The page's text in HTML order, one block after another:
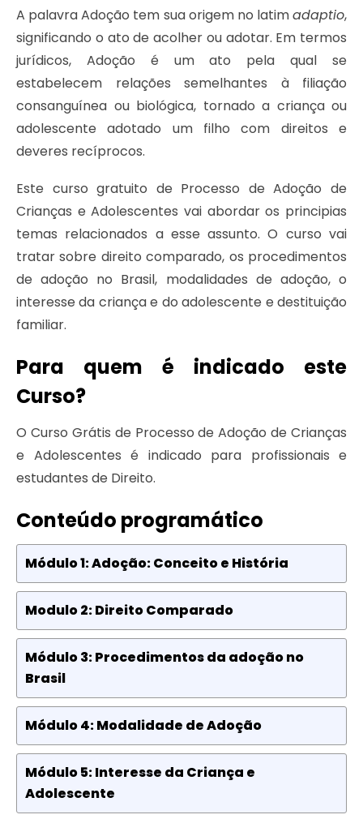
A palavra Adoção tem sua origem no latimadaptio,
significando o ato de acolher ou adotar. Em termos
jurídicos, Adoção é um ato pela qual se
estabelecem relações semelhantes à filiação
consanguínea ou biológica, tornado a criança ou
adolescente adotado um filho com direitos e
deveres recíprocos.
Este curso gratuito de Processo de Adoção de
Crianças e Adolescentes vai abordar os principias
temas relacionados a esse assunto. O curso vai
tratar sobre direito comparado, os procedimentos
de adoção no Brasil, modalidades de adoção, o
interesse da criança e do adolescente e destituição
familiar.
Para quem é indicado este
Curso?
O Curso Grátis de Processo de Adoção de Crianças
e Adolescentes é indicado para profissionais e
estudantes de Direito.
Conteúdo programático
Módulo 1: Adoção: Conceito e História
Modulo 2: Direito Comparado
Módulo 3: Procedimentos da adoção no
Brasil
Módulo 4: Modalidade de Adoção
Módulo 5: Interesse da Criança e
Adolescente